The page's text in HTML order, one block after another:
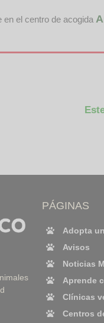
en el centro de acogida
PÁGINAS
Adopta
Avisos
Noticias
Aprende
Clínicas
Centros